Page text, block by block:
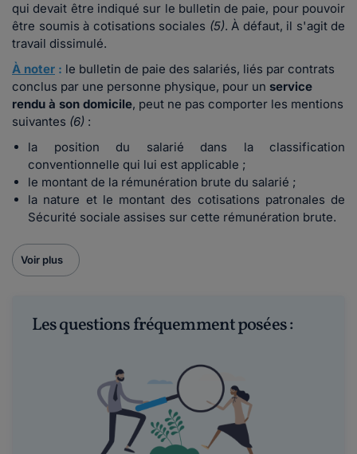
qui devait être indiqué sur le bulletin de paie, pour pouvoir
être soumis à cotisations sociales (5). À défaut, il s'agit de
travail dissimulé.
À noter : le bulletin de paie des salariés, liés par contrats
conclus par une personne physique, pour un service
rendu à son domicile, peut ne pas comporter les mentions
suivantes (6) :
la position du salarié dans la classification
conventionnelle qui lui est applicable ;
le montant de la rémunération brute du salarié ;
la nature et le montant des cotisations patronales de
Sécurité sociale assises sur cette rémunération brute.
Voir plus
Les questions fréquemment posées :